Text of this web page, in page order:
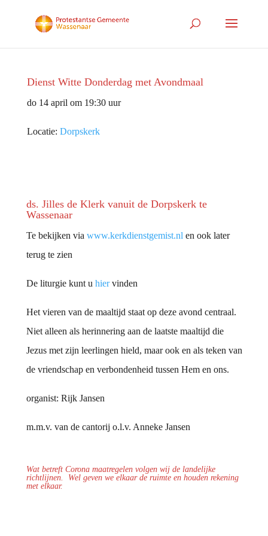
Dienst Witte Donderdag met Avondmaal
do 14 april om 19:30 uur
Locatie: Dorpskerk
ds. Jilles de Klerk vanuit de Dorpskerk te
Wassenaar
Te bekijken via www.kerkdienstgemist.nl en ook later
terug te zien
De liturgie kunt u hiervinden
Het vieren van de maaltijd staat op deze avond centraal.
Niet alleen als herinnering aan de laatste maaltijd die
Jezus met zijn leerlingen hield, maar ook en als teken van
de vriendschap en verbondenheid tussen Hem en ons.
organist: Rijk Jansen
m.m.v. van de cantorij o.l.v. Anneke Jansen
Wat betreft Corona maatregelen volgen wij de landelijke
richtlijnen. Wel geven we elkaar de ruimte en houden rekening
met elkaar.